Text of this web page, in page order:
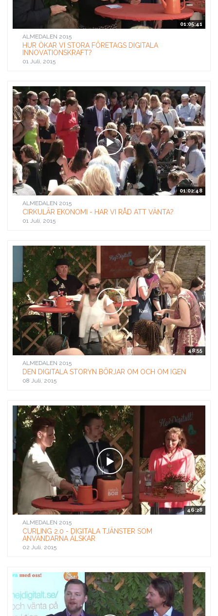
01:05:41
ALMEDALEN 2015
HUR ÖKAR VI STORA FÖRETAGS DIGITALA
INNOVATIONSKRAFT?
01 Juli, 2015
01:02:48
ALMEDALEN 2015
CIRKULÄR EKONOMI - HAR VI RÅD ATT VÄNTA?
01 Juli, 2015
48:55
ALMEDALEN 2015
DEN DIGITALA STORYN BÖRJAR OM OCH OM IGEN
08 Juli, 2015
46:28
ALMEDALEN 2015
CURLING 2.0 - DIGITALA TJÄNSTER SOM
ANVÄNDARNA ÄLSKAR
02 Juli, 2015